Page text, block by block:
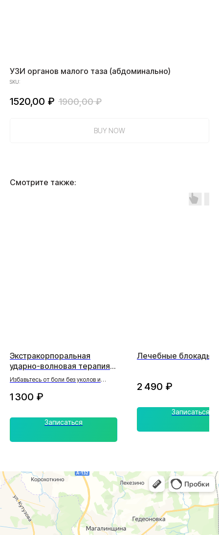
УЗИ органов малого таза (абдоминально)
SKU:
1520,00 ₽ 1900,00 ₽
BUY NOW
Смотрите также:
Экстракорпоральная
ударно-волновая терапия
(1 дополнительная зона)
Избавьтесь от боли без уколов и
1 300 ₽
Записаться
Лечебные блокады
2 490 ₽
Записаться
Почта:info@clinica-boli.ru
Номер телефона:+7 (4812) 25-25-00
Пн-пт 8:00 - 20:00 сб-вс 9:00 - 18:00
ул. Рыленкова, 11 Б
ул. Рыленкова, 40
пр-д Трамвайный, 6
ул. Шевченко, 65
ул. Рокоссовского, 65
г. Одинцово
ул. Говорова, 85